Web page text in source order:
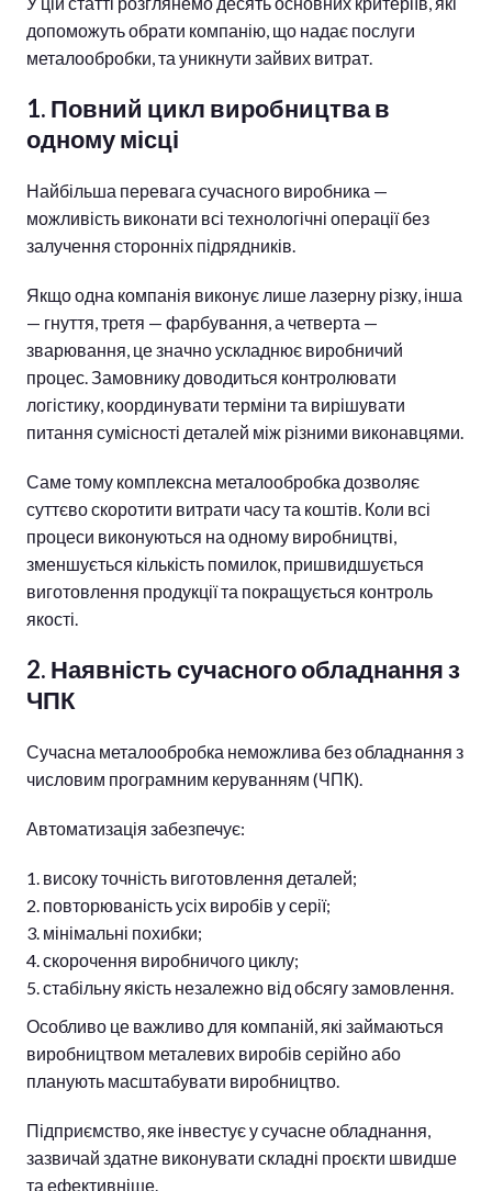
допоможуть обрати компанію, що надає послуги
металообробки, та уникнути зайвих витрат.
1. Повний цикл виробництва в
одному місці
Найбільша перевага сучасного виробника —
можливість виконати всі технологічні операції без
залучення сторонніх підрядників.
Якщо одна компанія виконує лише лазерну різку, інша
— гнуття, третя — фарбування, а четверта —
зварювання, це значно ускладнює виробничий
процес. Замовнику доводиться контролювати
логістику, координувати терміни та вирішувати
питання сумісності деталей між різними виконавцями.
Саме тому комплексна металообробка дозволяє
суттєво скоротити витрати часу та коштів. Коли всі
процеси виконуються на одному виробництві,
зменшується кількість помилок, пришвидшується
виготовлення продукції та покращується контроль
якості.
2. Наявність сучасного обладнання з
ЧПК
Сучасна металообробка неможлива без обладнання з
числовим програмним керуванням (ЧПК).
Автоматизація забезпечує:
високу точність виготовлення деталей;
повторюваність усіх виробів у серії;
мінімальні похибки;
скорочення виробничого циклу;
стабільну якість незалежно від обсягу замовлення.
Особливо це важливо для компаній, які займаються
виробництвом металевих виробів серійно або
планують масштабувати виробництво.
Підприємство, яке інвестує у сучасне обладнання,
зазвичай здатне виконувати складні проєкти швидше
та ефективніше.